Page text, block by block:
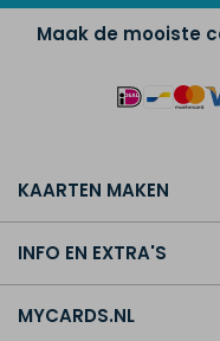
Maak de mooiste
KAARTEN MAKEN
INFO EN EXTRA'S
MYCARDS.NL